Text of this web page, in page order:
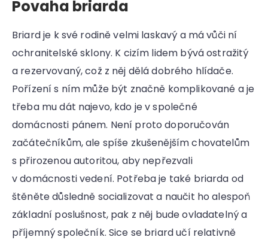
Povaha briarda
Briard je k své rodině velmi laskavý a má vůči ní
ochranitelské sklony. K cizím lidem bývá ostražitý
a rezervovaný, což z něj dělá dobrého hlídače.
Pořízení s ním může být značně komplikované a je
třeba mu dát najevo, kdo je v společné
domácnosti pánem. Není proto doporučován
začátečníkům, ale spíše zkušenějším chovatelům
s přirozenou autoritou, aby nepřezvali
v domácnosti vedení. Potřeba je také briarda od
štěněte důsledně socializovat a naučit ho alespoň
základní poslušnost, pak z něj bude ovladatelný a
příjemný společník. Sice se briard učí relativně